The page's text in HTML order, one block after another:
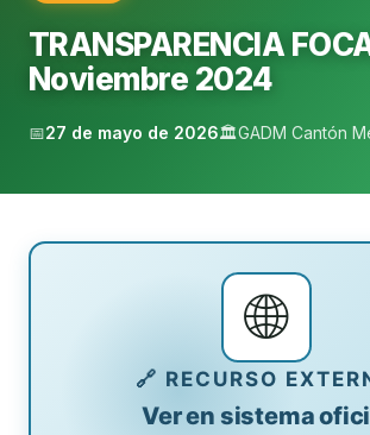
TRANSPARENCIA
Noviembre 2024
📅27 de mayo de 2026🏛️GADM Cantón
🌐
🔗 RECURSO
Ver en sistema